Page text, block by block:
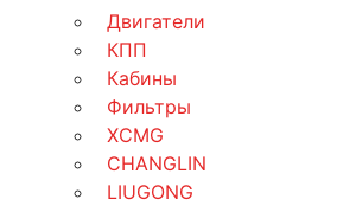
Двигатели
КПП
Кабины
Фильтры
XCMG
CHANGLIN
LIUGONG